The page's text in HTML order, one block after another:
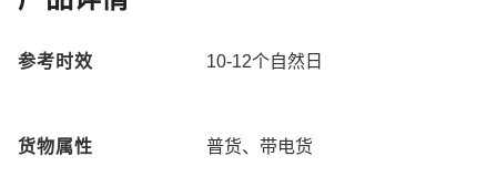
参考时效 10-12个自然日
货物属性 普货、带电货